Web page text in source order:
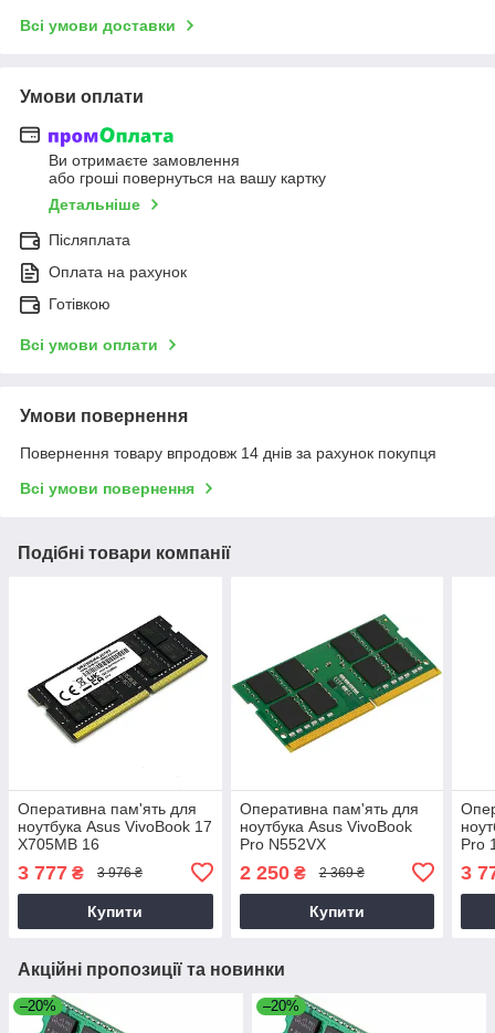
Всі умови доставки
Умови оплати
Ви отримаєте замовлення
або гроші повернуться на вашу картку
Детальніше
Післяплата
Оплата на рахунок
Готівкою
Всі умови оплати
Умови повернення
Повернення товару впродовж 14 днів за рахунок покупця
Всі умови повернення
Подібні товари компанії
Оперативна пам'ять для
ноутбука Asus VivoBook 17
X705MB 16
3 777 ₴ 3 976 ₴
Купити
Оперативна пам'ять для
ноутбука Asus VivoBook
Pro N552VX
2 250₴ 2 369 ₴
Купити
Pro
3
Акційні пропозиції та новинки
–20% –20%